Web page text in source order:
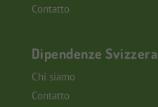
Contatto
Dipendenze Svizzera
Chi siamo
Contatto